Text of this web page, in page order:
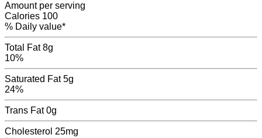
Amount per serving
Calories 100
% Daily value*
Total Fat 8g
10%
Saturated Fat5g
24%
Trans Fat 0g
Cholesterol 25mg